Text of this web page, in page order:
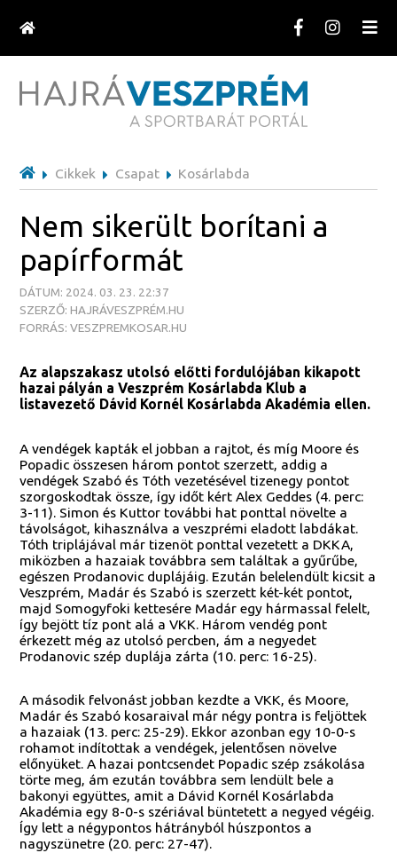
Cikkek Csapat Kosárlabda
Nem sikerült borítani a
papírformát
DÁTUM: 2024. 03. 23. 22:37
SZERZŐ: HAJRÁVESZPRÉM.HU
FORRÁS: VESZPREMKOSAR.HU
Az alapszakasz utolsó előtti fordulójában kikapott
hazai pályán a Veszprém Kosárlabda Klub a
listavezető Dávid Kornél Kosárlabda Akadémia ellen.
A vendégek kapták el jobban a rajtot, és míg Moore és
Popadic összesen három pontot szerzett, addig a
vendégek Szabó és Tóth vezetésével tizenegy pontot
szorgoskodtak össze, így időt kért Alex Geddes (4. perc:
3-11). Simon és Kuttor további hat ponttal növelte a
távolságot, kihasználva a veszprémi eladott labdákat.
Tóth triplájával már tizenöt ponttal vezetett a DKKA,
miközben a hazaiak továbbra sem találtak a gyűrűbe,
egészen Prodanovic duplájáig. Ezután belelendült kicsit a
Veszprém, Madár és Szabó is szerzett két-két pontot,
majd Somogyfoki kettesére Madár egy hármassal felelt,
így bejött tíz pont alá a VKK. Három vendég pont
érkezett még az utolsó percben, ám a negyedet
Prodanovic szép duplája zárta (10. perc: 16-25).
A második felvonást jobban kezdte a VKK, és Moore,
Madár és Szabó kosaraival már négy pontra is feljöttek
a hazaiak (13. perc: 25-29). Ekkor azonban egy 10-0-s
rohamot indítottak a vendégek, jelentősen növelve
előnyüket. A hazai pontcsendet Popadic szép zsákolása
törte meg, ám ezután továbbra sem lendült bele a
bakonyi együttes, amit a Dávid Kornél Kosárlabda
Akadémia egy 8-0-s szériával büntetett a negyed végéig.
Így lett a négypontos hátrányból húszpontos a
nagyszünetre (20. perc: 27-47).